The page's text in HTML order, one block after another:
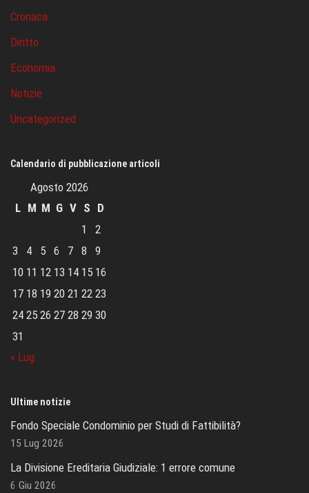
Cronaca
Diritto
Economia
Notizie
Uncategorized
Calendario di pubblicazione articoli
Agosto 2026
L M M G V S D
1
2
3
4 5 6 7 8
9
10 11 12 13 14 15 16
17 18 19 20 21 22 23
24 25 26 27 28 29 30
31
« Lug
Ultime notizie
Fondo Speciale Condominio per Studi di Fattibilità?
15 Lug 2026
La Divisione Ereditaria Giudiziale: 1 errore comune
6 Giu 2026